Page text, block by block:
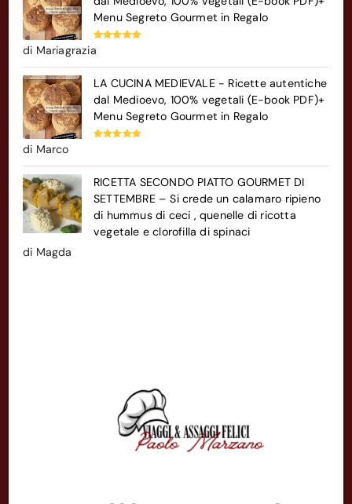
Menu Segreto Gourmet in Regalo
Valutato
su 5
di Mariagrazia
LA CUCINA MEDIEVALE - Ricette autentiche
dal Medioevo, 100% vegetali (E-book PDF)+
Menu Segreto Gourmet in Regalo
di Marco
RICETTA SECONDO PIATTO GOURMET DI
SETTEMBRE – Si crede un calamaro ripieno
di hummus di ceci , quenelle di ricotta
vegetale e clorofilla di spinaci
di Magda